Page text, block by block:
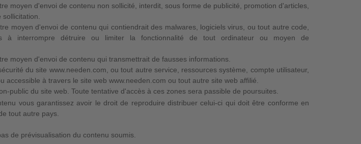
moyen d'envoi de contenu non sollicité, interdit, sous forme de publicité, promotion d'articles,
moyen d'envoi de contenu qui contiendrait des malwares, logiciels virus, ou tout autre code,
à interrompre détruire ou limiter la fonctionnalité de tout ordinateur ou moyen de
moyen d'envoi de contenu qui transmettrait de fausses informations.
du site www.needen.com, ou tout autre service, ressources système, compte utilisateur,
accessible à travers le site web www.needen.com ou tout autre site web affilié.
public du site web. Toute tentative d'accès à ces zones sera passible de poursuites.
vous garantissez avoir le droit de reproduire distribuer celui-ci qui doit être conforme en
tout autre pays.
de prévisualisation du contenu soumis.